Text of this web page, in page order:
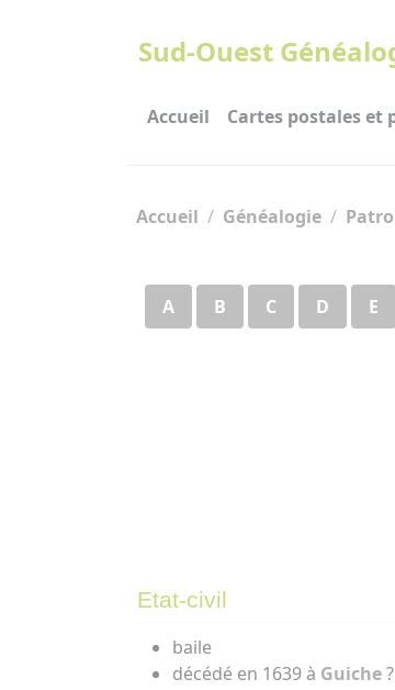
Sud-Ouest
Accueil Cartes postales et
Accueil Généalogie
A B C D E
Etat-civil
baile
décédé en 1639 à Guiche?